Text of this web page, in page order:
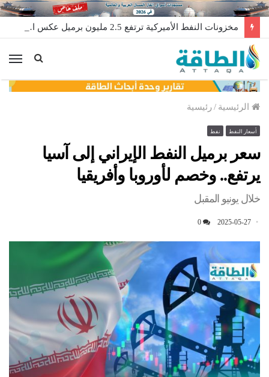
مخزونات النفط الأميركية ترتفع 2.5 مليون برميل عكس التوقعات
الرئيسية /رئيسية
أسعار النفط نفط
سعر برميل النفط الإيراني إلى آسيا
يرتفع.. وخصم لأوروبا وأفريقيا
خلال يونيو المقبل
2025-05-27
0